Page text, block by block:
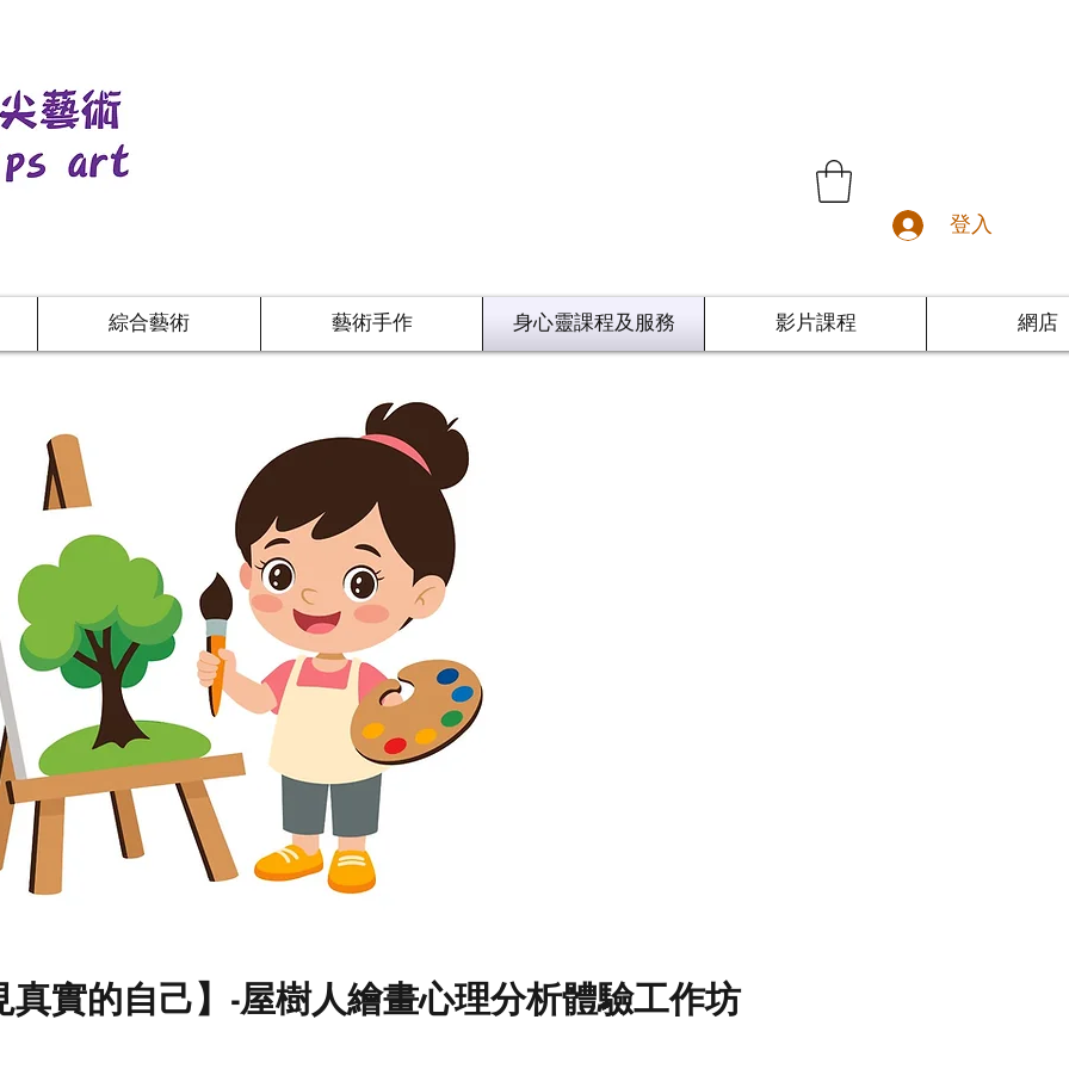
登入
綜合藝術 藝術手作 身心靈課程及服務 影片課程 網店
真實的自己】-屋樹人繪畫心理分析體驗工作坊